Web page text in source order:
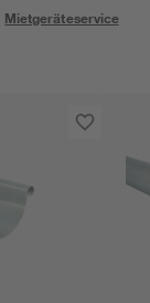
Mietgeräteservice